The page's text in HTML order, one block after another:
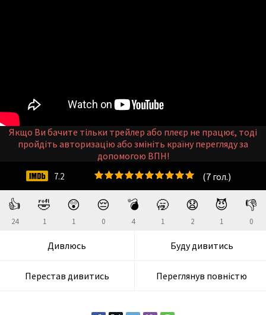
👍
24
🤣
1
😲
1
😔
0
💣
4
🥱
1
😧
2
😈
1
👎
0
Дивлюсь Буду дивитись
Перестав дивитись Переглянув повністю
(7гол.)
7.2
Якщо Ви бачите тільки трейлер або плеєр не працює, тоді
пройдіть авторизацію або змініть країну перегляду за
допомогою ВПН!